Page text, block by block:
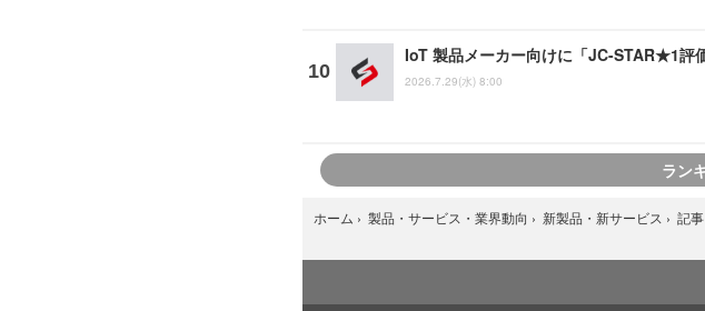
IoT 製品メーカー向けに「JC-STAR★1評
2026.7.29(水) 8:00
ラン
ホーム › 製品・サービス・業界動向 › 新製品・新サービス › 記事